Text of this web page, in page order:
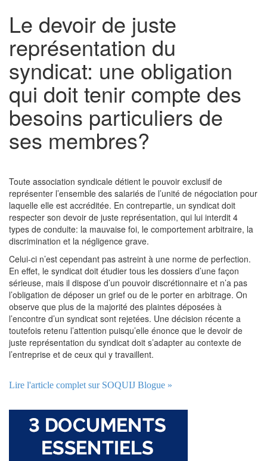
Le devoir de juste
représentation du
syndicat: une obligation
qui doit tenir compte des
besoins particuliers de
ses membres?
Toute association syndicale détient le pouvoir exclusif de
représenter l’ensemble des salariés de l’unité de négociation pour
laquelle elle est accréditée. En contrepartie, un syndicat doit
respecter son devoir de juste représentation, qui lui interdit 4
types de conduite: la mauvaise foi, le comportement arbitraire, la
discrimination et la négligence grave.
Celui-ci n’est cependant pas astreint à une norme de perfection.
En effet, le syndicat doit étudier tous les dossiers d’une façon
sérieuse, mais il dispose d’un pouvoir discrétionnaire et n’a pas
l’obligation de déposer un grief ou de le porter en arbitrage. On
observe que plus de la majorité des plaintes déposées à
l’encontre d’un syndicat sont rejetées. Une décision récente a
toutefois retenu l’attention puisqu’elle énonce que le devoir de
juste représentation du syndicat doit s’adapter au contexte de
l’entreprise et de ceux qui y travaillent.
Lire l'article complet sur SOQUIJ Blogue »